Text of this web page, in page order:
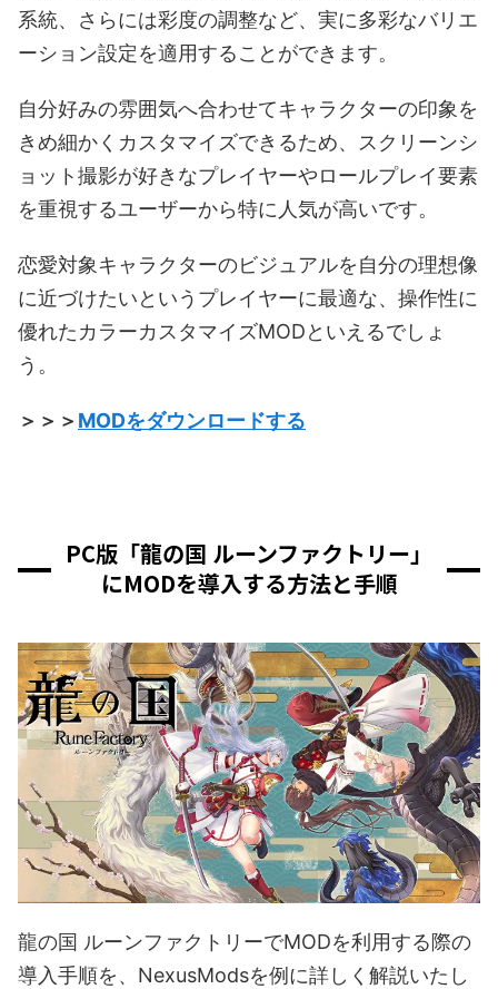
系統、さらには彩度の調整など、実に多彩なバリエ
ーション設定を適用することができます。
自分好みの雰囲気へ合わせてキャラクターの印象を
きめ細かくカスタマイズできるため、スクリーンシ
ョット撮影が好きなプレイヤーやロールプレイ要素
を重視するユーザーから特に人気が高いです。
恋愛対象キャラクターのビジュアルを自分の理想像
に近づけたいというプレイヤーに最適な、操作性に
優れたカラーカスタマイズMODといえるでしょ
う。
＞＞＞MODをダウンロードする
PC版「龍の国 ルーンファクトリー」
にMODを導入する方法と手順
龍の国 ルーンファクトリーでMODを利用する際の
導入手順を、NexusModsを例に詳しく解説いたし